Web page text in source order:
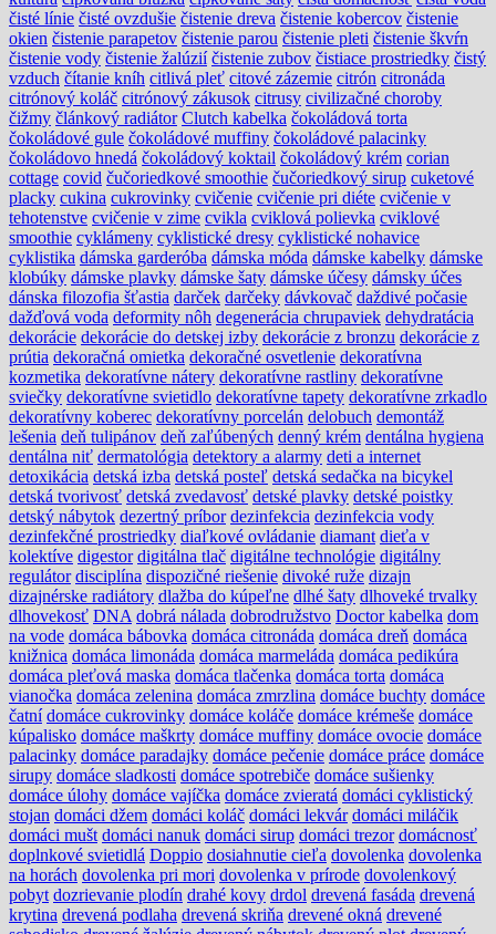
čisté línie čisté ovzdušie čistenie dreva čistenie kobercov čistenie
okien čistenie parapetov čistenie parou čistenie pleti čistenie škvŕn
čistenie vody čistenie žalúzií čistenie zubov čistiace prostriedky čistý
vzduch čítanie kníh citlivá pleť citové zázemie citrón citronáda
citrónový koláč citrónový zákusok citrusy civilizačné choroby
čižmy článkový radiátor Clutch kabelka čokoládová torta
čokoládové gule čokoládové muffiny čokoládové palacinky
čokoládovo hnedá čokoládový koktail čokoládový krém corian
cottage covid čučoriedkové smoothie čučoriedkový sirup cuketové
placky cukina cukrovinky cvičenie cvičenie pri diéte cvičenie v
tehotenstve cvičenie v zime cvikla cviklová polievka cviklové
smoothie cyklámeny cyklistické dresy cyklistické nohavice
cyklistika dámska garderóba dámska móda dámske kabelky dámske
klobúky dámske plavky dámske šaty dámske účesy dámsky účes
dánska filozofia šťastia darček darčeky dávkovač daždivé počasie
dažďová voda deformity nôh degenerácia chrupaviek dehydratácia
dekorácie dekorácie do detskej izby dekorácie z bronzu dekorácie z
prútia dekoračná omietka dekoračné osvetlenie dekoratívna
kozmetika dekoratívne nátery dekoratívne rastliny dekoratívne
sviečky dekoratívne svietidlo dekoratívne tapety dekoratívne zrkadlo
dekoratívny koberec dekoratívny porcelán delobuch demontáž
lešenia deň tulipánov deň zaľúbených denný krém dentálna hygiena
dentálna niť dermatológia detektory a alarmy deti a internet
detoxikácia detská izba detská posteľ detská sedačka na bicykel
detská tvorivosť detská zvedavosť detské plavky detské poistky
detský nábytok dezertný príbor dezinfekcia dezinfekcia vody
dezinfekčné prostriedky diaľkové ovládanie diamant dieťa v
kolektíve digestor digitálna tlač digitálne technológie digitálny
regulátor disciplína dispozičné riešenie divoké ruže dizajn
dizajnérske radiátory dlažba do kúpeľne dlhé šaty dlhoveké trvalky
dlhovekosť DNA dobrá nálada dobrodružstvo Doctor kabelka dom
na vode domáca bábovka domáca citronáda domáca dreň domáca
knižnica domáca limonáda domáca marmeláda domáca pedikúra
domáca pleťová maska domáca tlačenka domáca torta domáca
vianočka domáca zelenina domáca zmrzlina domáce buchty domáce
čatní domáce cukrovinky domáce koláče domáce krémeše domáce
kúpalisko domáce maškrty domáce muffiny domáce ovocie domáce
palacinky domáce paradajky domáce pečenie domáce práce domáce
sirupy domáce sladkosti domáce spotrebiče domáce sušienky
domáce úlohy domáce vajíčka domáce zvieratá domáci cyklistický
stojan domáci džem domáci koláč domáci lekvár domáci miláčik
domáci mušt domáci nanuk domáci sirup domáci trezor domácnosť
doplnkové svietidlá Doppio dosiahnutie cieľa dovolenka dovolenka
na horách dovolenka pri mori dovolenka v prírode dovolenkový
pobyt dozrievanie plodín drahé kovy drdol drevená fasáda drevená
krytina drevená podlaha drevená skriňa drevené okná drevené